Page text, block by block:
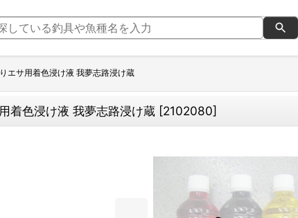
エサ用着色浸け液 我夢志路浸け蔵
着色浸け液 我夢志路浸け蔵 [2102080]